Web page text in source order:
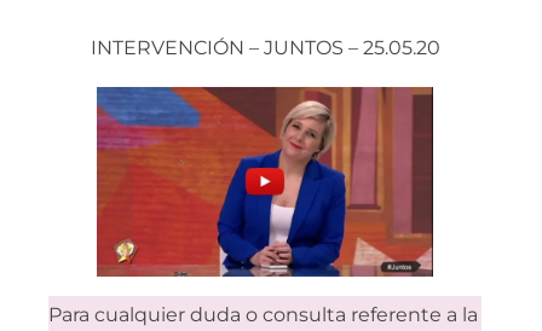
INTERVENCIÓN – JUNTOS – 25.05.20
Para cualquier duda o consulta referente a la